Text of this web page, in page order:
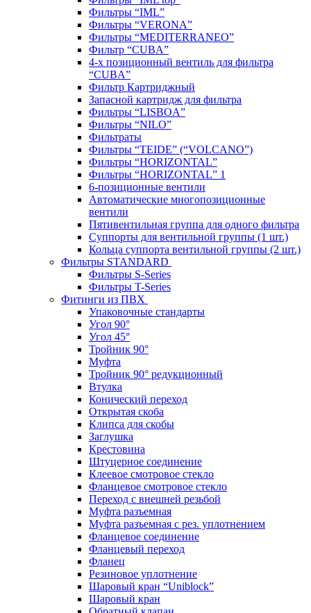
Фильтры “IML”
Фильтры “VERONA”
Фильтры “MEDITERRANEO”
Фильтр “CUBA”
4-х позиционный вентиль для фильтра
“CUBA”
Фильтр Картриджный
Запасной картридж для фильтра
Фильтры “LISBOA”
Фильтры “NILO”
Фильтраты
Фильтры “TEIDE” (“VOLСANO”)
Фильтры “HORIZONTAL”
Фильтры “HORIZONTAL” 1
6-позиционные вентили
Автоматические многопозиционные
вентили
Пятивентильная группа для одного фильтра
Суппорты для вентильной группы (1 шт.)
Кольца суппорта вентильной группы (2 шт.)
Фильтры STANDARD
Фильтры S-Series
Фильтры T-Series
Фитинги из ПВХ
Упаковочные стандарты
Угол 90°
Угол 45°
Тройник 90°
Муфта
Тройник 90° редукционный
Втулка
Конический переход
Открытая скоба
Клипса для скобы
Заглушка
Крестовина
Штуцерное соединение
Клеевое смотровое стекло
Фланцевое смотровое стекло
Переход с внешней резьбой
Муфта разъемная
Муфта разъемная с рез. уплотнением
Фланцевое соединение
Фланцевый переход
Фланец
Резиновое уплотнение
Шаровый кран “Uniblock”
Шаровый кран